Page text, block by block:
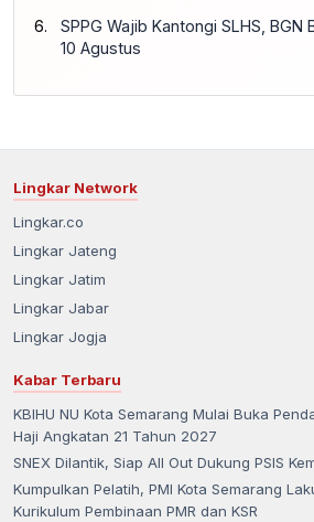
SPPG Wajib Kantongi SLHS, BGN
10 Agustus
Lingkar Network
Lingkar.co
Lingkar Jateng
Lingkar Jatim
Lingkar Jabar
Lingkar Jogja
Kabar Terbaru
KBIHU NU Kota Semarang Mulai Buka
Haji Angkatan 21 Tahun 2027
SNEX Dilantik, Siap All Out Dukung PSIS
Kumpulkan Pelatih, PMI Kota Semarang
Kurikulum Pembinaan PMR dan KSR